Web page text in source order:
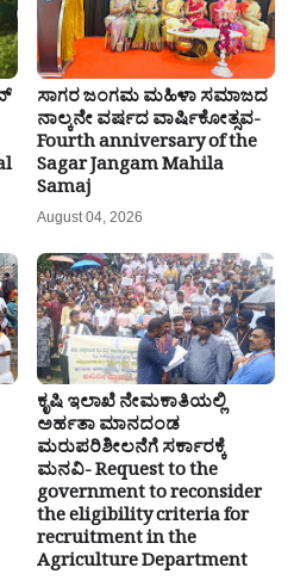
ಸಾಗರ ಜಂಗಮ ಮಹಿಳಾ ಸಮಾಜದ
ನಾಲ್ಕನೇ ವರ್ಷದ ವಾರ್ಷಿಕೋತ್ಸವ-
Fourth anniversary of the
Sagar Jangam Mahila
Samaj
August 04, 2026
ಕೃಷಿ ಇಲಾಖೆ ನೇಮಕಾತಿಯಲ್ಲಿ
ಅರ್ಹತಾ ಮಾನದಂಡ
ಮರುಪರಿಶೀಲನೆಗೆ ಸರ್ಕಾರಕ್ಕೆ
ಮನವಿ- Request to the
government to reconsider
the eligibility criteria for
recruitment in the
Agriculture Department